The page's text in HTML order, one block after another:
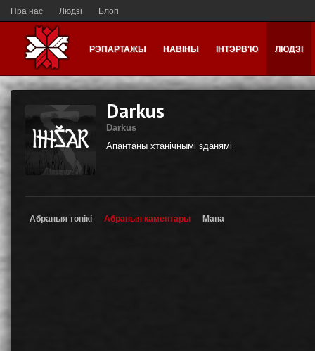
Пра нас Людзі Блогі
РЭПАРТАЖЫ НАВІНЫ ІНТЭРВ'Ю ЛЮДЗІ
Darkus
Darkus
Апантаны хтанічнымі зданямі
Абраныя топікі Абраныя каментары Мапа